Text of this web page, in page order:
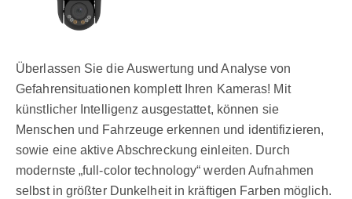
Überlassen Sie die Auswertung und Analyse von
Gefahrensituationen komplett Ihren Kameras! Mit
künstlicher Intelligenz ausgestattet, können sie
Menschen und Fahrzeuge erkennen und identifizieren,
sowie eine aktive Abschreckung einleiten. Durch
modernste „full-color technology“ werden Aufnahmen
selbst in größter Dunkelheit in kräftigen Farben möglich.